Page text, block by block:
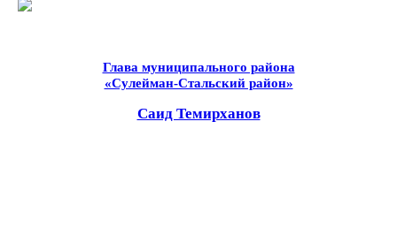
Глава муниципального района
«Сулейман-Стальский район»
Саид Темирханов